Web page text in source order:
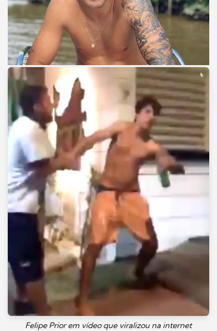
Felipe Prior em vídeo que viralizou na internet